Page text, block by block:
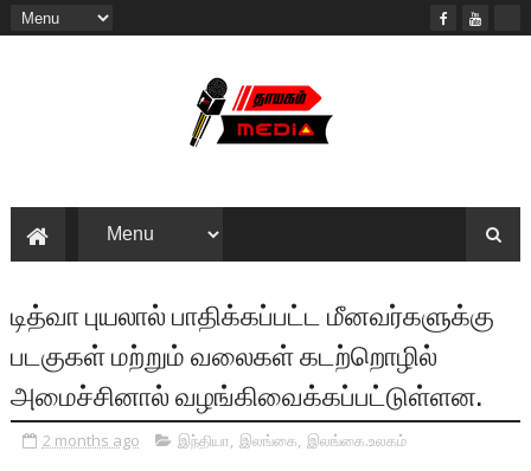
டித்வா புயலால் பாதிக்கப்பட்ட மீனவர்களுக்கு
படகுகள் மற்றும் வலைகள் கடற்றொழில்
அமைச்சினால் வழங்கிவைக்கப்பட்டுள்ளன.
2 months ago இந்தியா, இலங்கை, இலங்கை.உலகம்